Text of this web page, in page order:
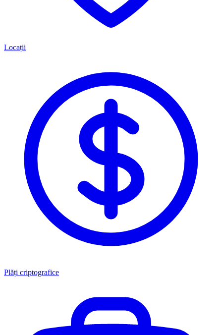
Locații
Plăți criptografice